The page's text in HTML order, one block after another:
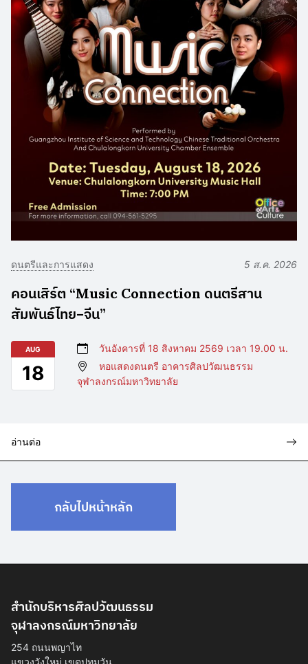
ดนตรีและการแสดง 5 ส.ค. 2026
คอนเสิร์ต “Music Connection ดนตรีสาน
สัมพันธ์ไทย–จีน”
AUG
18
วันอังคารที่ 18 สิงหาคม 2569 เวลา 19.00 น.
หอแสดงดนตรี อาคารศิลปวัฒนธรรม
จุฬาลงกรณ์มหาวิทยาลัย
อ่านต่อ
กลับไปหน้าหลัก
สำนักบริหารศิลปวัฒนธรรม
จุฬาลงกรณ์มหาวิทยาลัย
254 ถนนพญาไท
แขวงวังใหม่ เขตปทุมวัน